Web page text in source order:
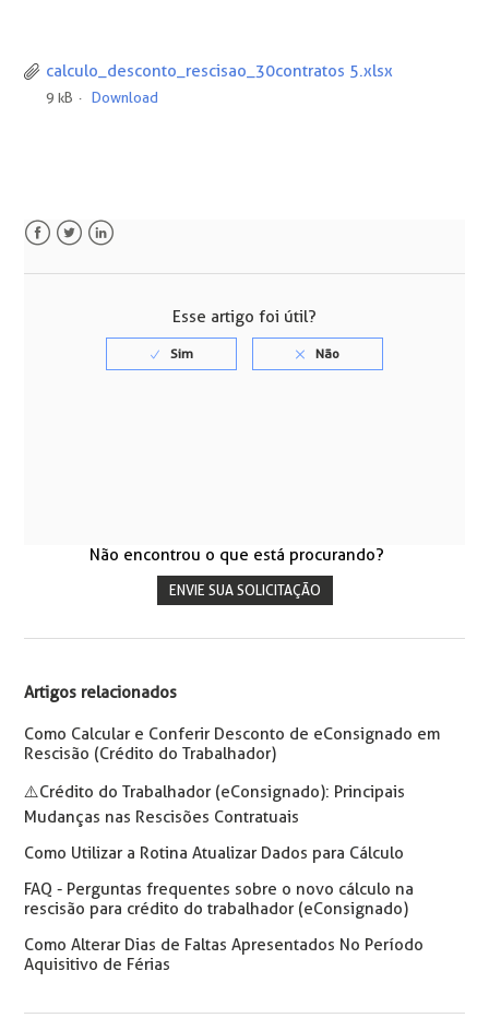
calculo_desconto_rescisao_30contratos 5.xlsx
9 kB Download
Esse artigo foi útil?
Não encontrou o que está procurando?
ENVIE SUA SOLICITAÇÃO
Artigos relacionados
Como Calcular e Conferir Desconto de eConsignado em
Rescisão (Crédito do Trabalhador)
⚠️Crédito do Trabalhador (eConsignado): Principais
Mudanças nas Rescisões Contratuais
Como Utilizar a Rotina Atualizar Dados para Cálculo
FAQ - Perguntas frequentes sobre o novo cálculo na
rescisão para crédito do trabalhador (eConsignado)
Como Alterar Dias de Faltas Apresentados No Período
Aquisitivo de Férias